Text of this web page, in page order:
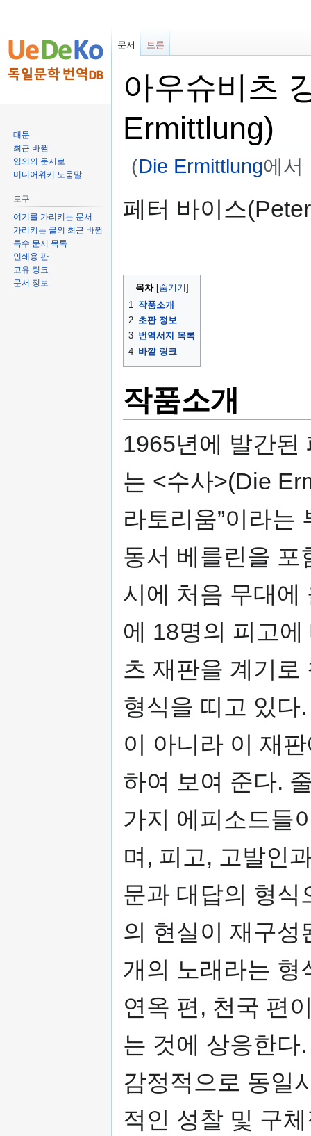
아우슈비츠
Ermittlung)
(Die Ermittlung에서
러
가
색
기
페터 바이스
목차
1
작품소개
2 초판 정보
3 번역서지 목록
4 바깥 링크
작품소개
1965년에 발간된
는 <수사>(Die
라토리움”이라는
동서 베를린을 포
시에 처음 무대에
에 18명의 피고
츠 재판을 계기로
형식을 띠고 있다
이 아니라 이 재
하여 보여 준다.
가지 에피소드들
며, 피고, 고발인
문과 대답의 형식
의 현실이 재구성
개의 노래라는 형
연옥 편, 천국 편
는 것에 상응한다
감정적으로 동일
적인 성찰 및 구
문서 토론
대문
최근 바뀜
임의의 문서로
미디어위키 도움말
도구
여기를 가리키는 문서
가리키는 글의 최근 바뀜
특수 문서 목록
인쇄용 판
고유 링크
문서 정보